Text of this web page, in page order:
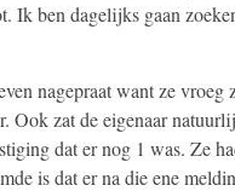
Ik ben dagelijks gaan
nagepraat want ze
Ook zat de eigenaar
dat er nog 1 was. Ze
is dat er na die ene